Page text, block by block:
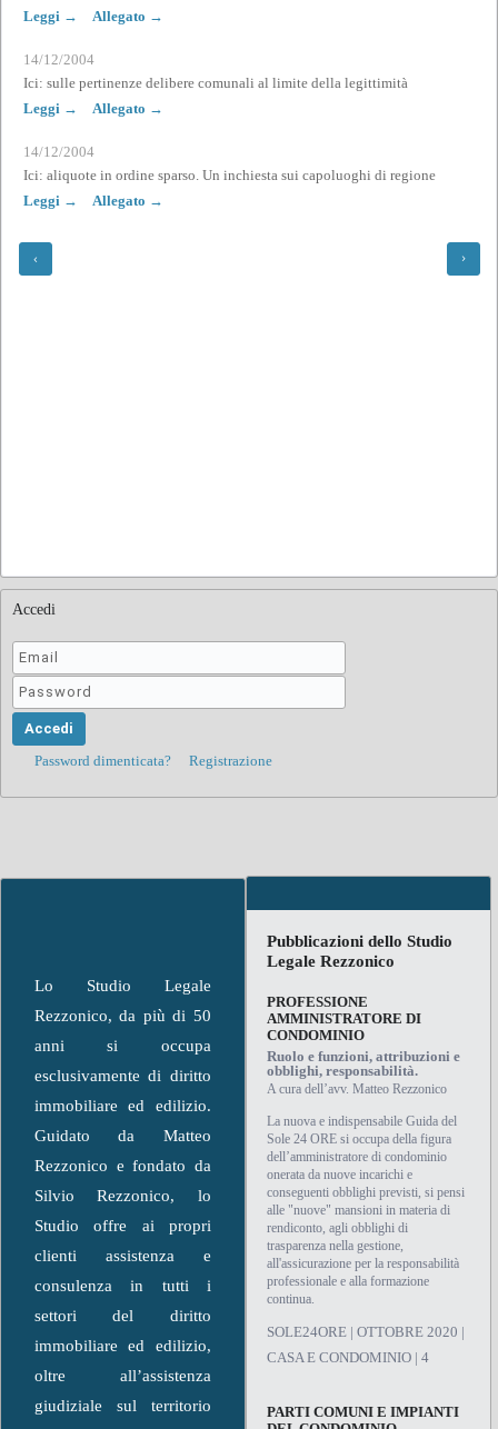
Leggi →
Allegato →
14/12/2004
Ici: sulle pertinenze delibere comunali al limite della legittimità
Leggi →
Allegato →
14/12/2004
Ici: aliquote in ordine sparso. Un inchiesta sui capoluoghi di regione
Leggi →
Allegato →
Accedi
Password dimenticata? Registrazione
Lo Studio Legale
Rezzonico, da più di 50
anni si occupa
esclusivamente di diritto
immobiliare ed edilizio.
Guidato da Matteo
Rezzonico e fondato da
Silvio Rezzonico, lo
Studio offre ai propri
clienti assistenza e
consulenza in tutti i
settori del diritto
immobiliare ed edilizio,
oltre all’assistenza
giudiziale sul territorio
Pubblicazioni dello Studio
Legale Rezzonico
PROFESSIONE
AMMINISTRATORE DI
CONDOMINIO
Ruolo e funzioni, attribuzioni e
obblighi, responsabilità.
A cura dell’avv. Matteo Rezzonico
La nuova e indispensabile Guida del
Sole 24 ORE si occupa della figura
dell’amministratore di condominio
onerata da nuove incarichi e
conseguenti obblighi previsti, si pensi
alle "nuove" mansioni in materia di
rendiconto, agli obblighi di
trasparenza nella gestione,
all'assicurazione per la responsabilità
professionale e alla formazione
continua.
SOLE24ORE | OTTOBRE 2020 |
CASA E CONDOMINIO | 4
PARTI COMUNI E IMPIANTI